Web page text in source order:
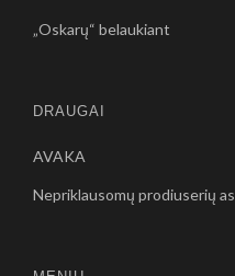
„Oskarų“ belaukiant
DRAUGAI
AVAKA
Nepriklausomų prodiuserių